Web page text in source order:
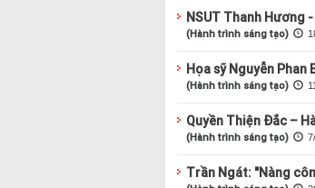
NSUT Thanh Hương
(Hành trình sáng tạo)
Họa sỹ Nguyễn
(Hành trình sáng tạo)
Quyền Thiện Đắc –
(Hành trình sáng tạo)
Trần Ngát: "Nàng